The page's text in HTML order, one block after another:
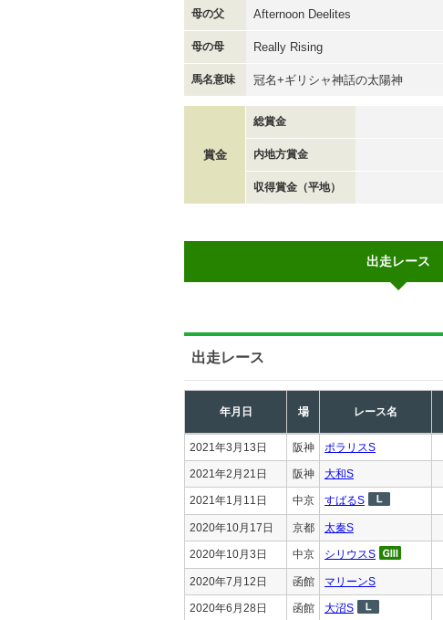
母の父 Afternoon Deelites
母の母 Really Rising
馬名意味 冠名+ギリシャ神話の太陽神
賞金
総賞金
内地方賞金
収得賞金（平地）
出走レース
出走レース
年月日 場 レース名
2021年3月13日 阪神 ポラリスS
2021年2月21日 阪神 大和S
2021年1月11日 中京 すばるS
2020年10月17日 京都 太秦S
2020年10月3日 中京 シリウスS
2020年7月12日 函館 マリーンS
2020年6月28日 函館 大沼S